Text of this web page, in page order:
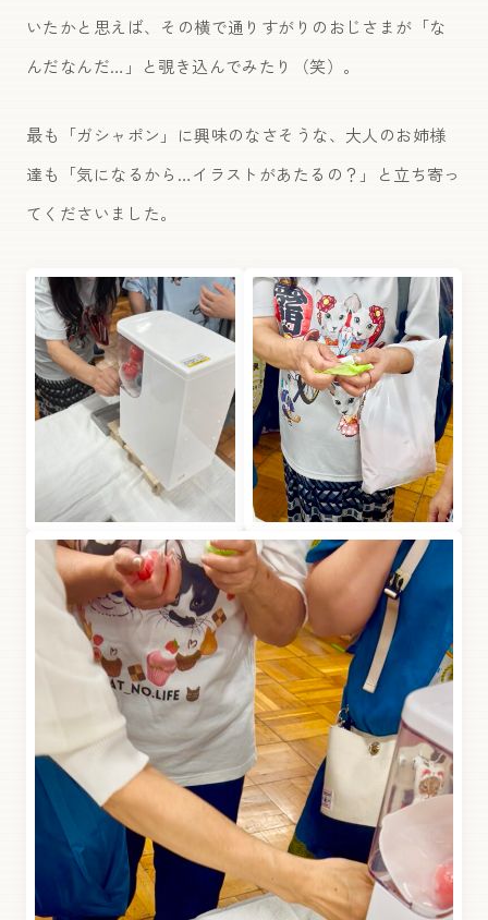
いたかと思えば、その横で通りすがりのおじさまが「な
んだなんだ…」と覗き込んでみたり（笑）。
最も「ガシャポン」に興味のなさそうな、大人のお姉様
達も「気になるから…イラストがあたるの？ 」と立ち寄っ
てくださいました。